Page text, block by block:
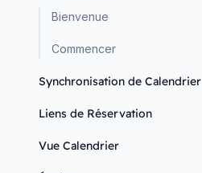
Bienvenue
Commencer
Synchronisation de Calendrier
Liens de Réservation
Vue Calendrier